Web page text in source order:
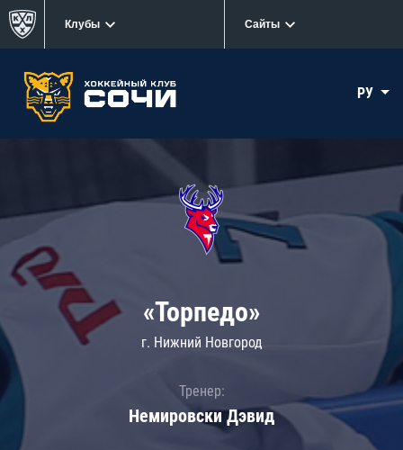
Клубы Сайты
РУ
«Торпедо»
г. Нижний Новгород
Тренер:
Немировски Дэвид